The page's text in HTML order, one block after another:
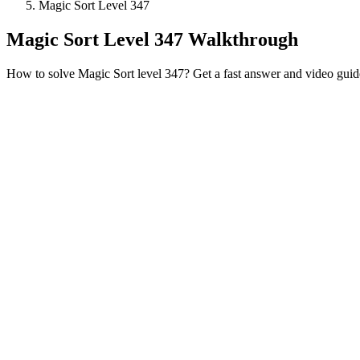
Magic Sort Level 347
Magic Sort Level 347 Walkthrough
How to solve Magic Sort level 347? Get a fast answer and video